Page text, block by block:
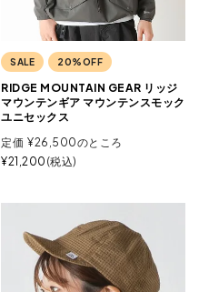
SALE 20%OFF
RIDGE MOUNTAIN GEAR リッジ
マウンテンギア マウンテンスモック
ユニセックス
定価 ¥26,500のところ
¥21,200 税込